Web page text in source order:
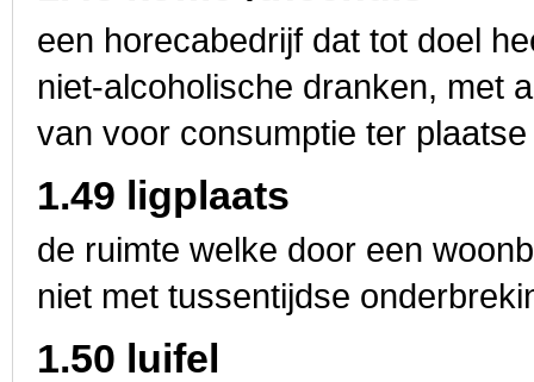
een horecabedrijf dat tot doel
niet-alcoholische dranken, met
van voor consumptie ter
1.49 ligplaats
de ruimte welke door een
niet met tussentijdse
1.50 luifel